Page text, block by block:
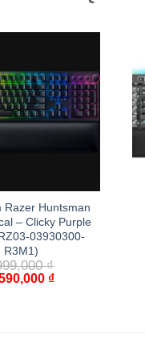
Razer Huntsman
– Clicky Purple
03930300-
R3M1)
₫
₫